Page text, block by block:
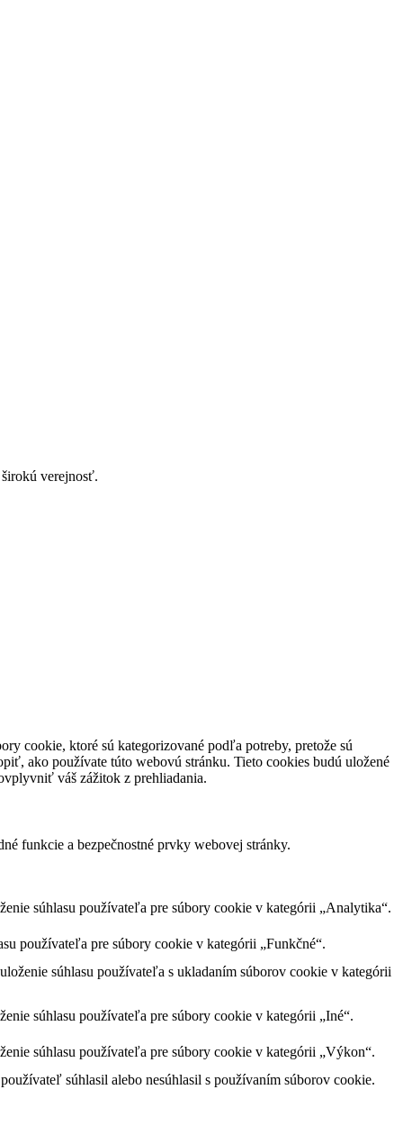
verejnosť.
cookie, ktoré sú kategorizované podľa potreby, pretože sú
ako používate túto webovú stránku. Tieto cookies budú uložené
váš zážitok z prehliadania.
funkcie a bezpečnostné prvky webovej stránky.
súhlasu používateľa pre súbory cookie v kategórii „Analytika“.
používateľa pre súbory cookie v kategórii „Funkčné“.
súhlasu používateľa s ukladaním súborov cookie v kategórii
súhlasu používateľa pre súbory cookie v kategórii „Iné“.
súhlasu používateľa pre súbory cookie v kategórii „Výkon“.
súhlasil alebo nesúhlasil s používaním súborov cookie.